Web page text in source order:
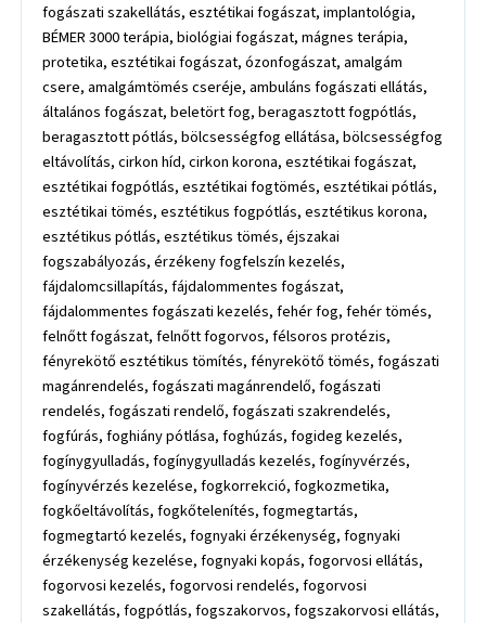
fogászati szakellátás, esztétikai fogászat, implantológia,
BÉMER 3000 terápia, biológiai fogászat, mágnes terápia,
protetika, esztétikai fogászat, ózonfogászat, amalgám
csere, amalgámtömés cseréje, ambuláns fogászati ellátás,
általános fogászat, beletört fog, beragasztott fogpótlás,
beragasztott pótlás, bölcsességfog ellátása, bölcsességfog
eltávolítás, cirkon híd, cirkon korona, esztétikai fogászat,
esztétikai fogpótlás, esztétikai fogtömés, esztétikai pótlás,
esztétikai tömés, esztétikus fogpótlás, esztétikus korona,
esztétikus pótlás, esztétikus tömés, éjszakai
fogszabályozás, érzékeny fogfelszín kezelés,
fájdalomcsillapítás, fájdalommentes fogászat,
fájdalommentes fogászati kezelés, fehér fog, fehér tömés,
felnőtt fogászat, felnőtt fogorvos, félsoros protézis,
fényrekötő esztétikus tömítés, fényrekötő tömés, fogászati
magánrendelés, fogászati magánrendelő, fogászati
rendelés, fogászati rendelő, fogászati szakrendelés,
fogfúrás, foghiány pótlása, foghúzás, fogideg kezelés,
fogínygyulladás, fogínygyulladás kezelés, fogínyvérzés,
fogínyvérzés kezelése, fogkorrekció, fogkozmetika,
fogkőeltávolítás, fogkőtelenítés, fogmegtartás,
fogmegtartó kezelés, fognyaki érzékenység, fognyaki
érzékenység kezelése, fognyaki kopás, fogorvosi ellátás,
fogorvosi kezelés, fogorvosi rendelés, fogorvosi
szakellátás, fogpótlás, fogszakorvos, fogszakorvosi ellátás,